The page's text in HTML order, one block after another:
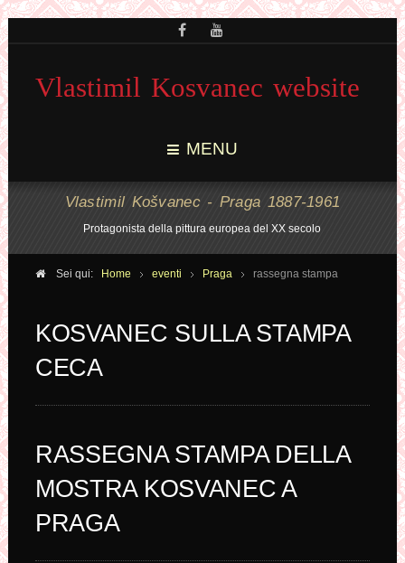
Vlastimil Kosvanec website
MENU
Vlastimil Košvanec - Praga 1887-1961
Protagonista della pittura europea del XX secolo
Sei qui: Home eventi Praga rassegna stampa
KOSVANEC SULLA STAMPA
CECA
RASSEGNA STAMPA DELLA
MOSTRA KOSVANEC A
PRAGA